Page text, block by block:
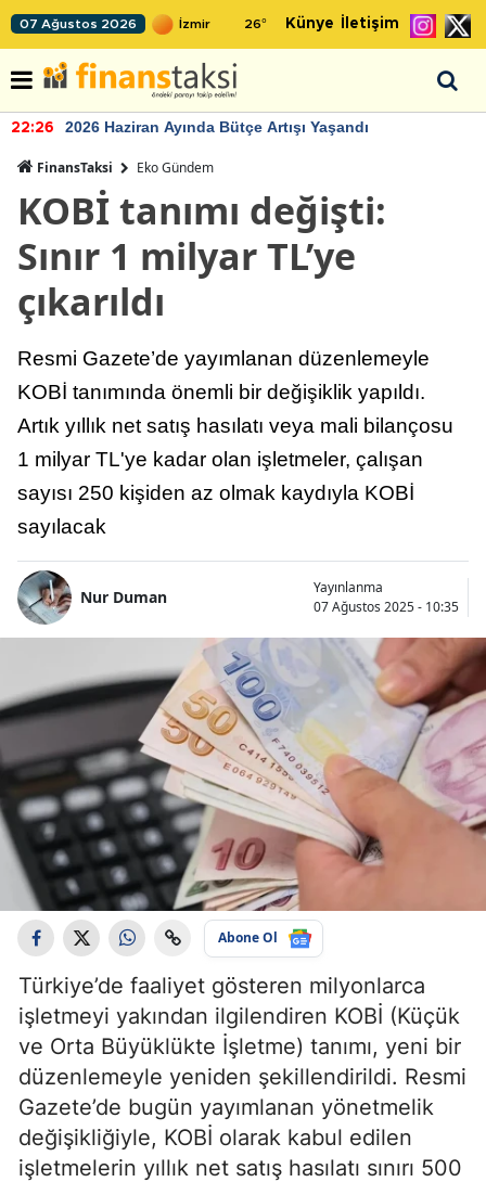
07 Ağustos 2026 26° Künye İletişim
22:26 2026 Haziran Ayında Bütçe Artışı Yaşandı
FinansTaksi Eko Gündem
KOBİ tanımı değişti:
Sınır 1 milyar TL’ye
çıkarıldı
Resmi Gazete’de yayımlanan düzenlemeyle
KOBİ tanımında önemli bir değişiklik yapıldı.
Artık yıllık net satış hasılatı veya mali bilançosu
1 milyar TL'ye kadar olan işletmeler, çalışan
sayısı 250 kişiden az olmak kaydıyla KOBİ
sayılacak
Nur Duman
Yayınlanma
07 Ağustos 2025 - 10:35
Abone Ol
Türkiye’de faaliyet gösteren milyonlarca
işletmeyi yakından ilgilendiren KOBİ (Küçük
ve Orta Büyüklükte İşletme) tanımı, yeni bir
düzenlemeyle yeniden şekillendirildi. Resmi
Gazete’de bugün yayımlanan yönetmelik
değişikliğiyle, KOBİ olarak kabul edilen
işletmelerin yıllık net satış hasılatı sınırı 500